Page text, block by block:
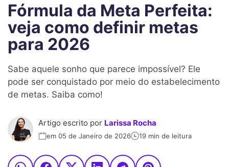
Fórmula da Meta Perfeita:
veja como definir metas
para 2026
Sabe aquele sonho que parece impossível? Ele
pode ser conquistado por meio do estabelecimento
de metas. Saiba como!
Artigo escrito por Larissa Rocha
em 05 de Janeiro de 2026 19 min de leitura